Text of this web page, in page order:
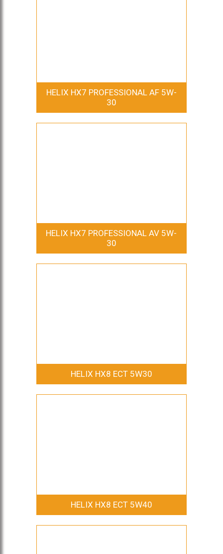
HELIX HX7 PROFESSIONAL AF 5W-
30
HELIX HX7 PROFESSIONAL AV 5W-
30
HELIX HX8 ECT 5W30
HELIX HX8 ECT 5W40